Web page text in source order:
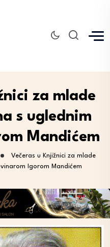
za mlade
s uglednim
Mandićem
Večeras u Knjižnici za mlade
Igorom Mandićem